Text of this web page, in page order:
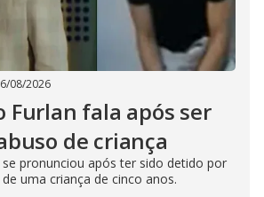
08/2026
Furlan fala após ser
de criança
pronunciou após ter sido detido por
uma criança de cinco anos.